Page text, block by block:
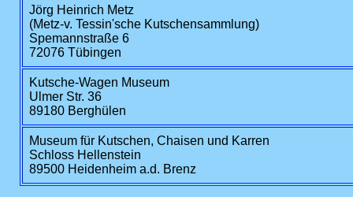
Jörg Heinrich Metz
(Metz-v. Tessin'sche Kutschensammlung)
Spemannstraße 6
72076 Tübingen
Kutsche-Wagen Museum
Ulmer Str. 36
89180 Berghülen
Museum für Kutschen, Chaisen und Karren
Schloss Hellenstein
89500 Heidenheim a.d. Brenz